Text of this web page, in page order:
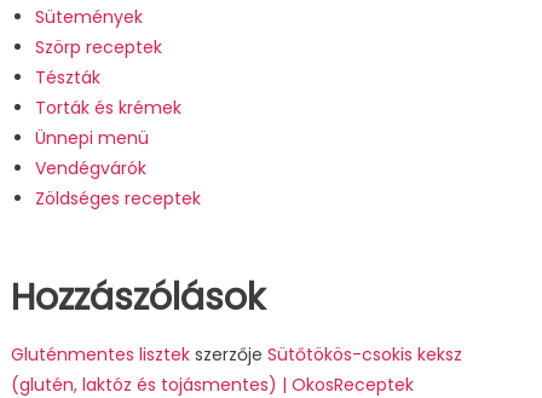
Sütemények
Szörp receptek
Tészták
Torták és krémek
Ünnepi menü
Vendégvárók
Zöldséges receptek
Hozzászólások
Gluténmentes lisztekszerzője Sütőtökös-csokis keksz
(glutén, laktóz és tojásmentes) | OkosReceptek